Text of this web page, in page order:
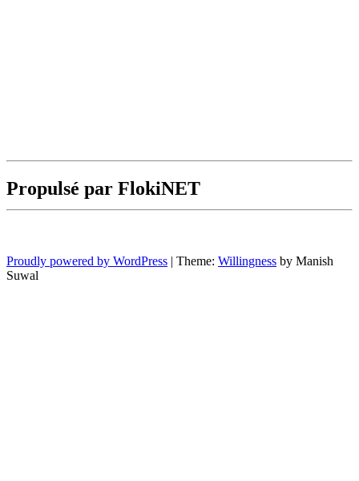
Propulsé par FlokiNET
Proudly powered by WordPress | Theme: Willingness by Manish
Suwal